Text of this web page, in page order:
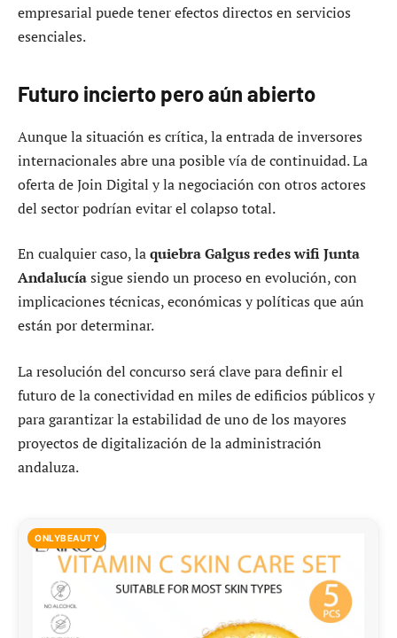
empresarial puede tener efectos directos en servicios
esenciales.
Futuro incierto pero aún abierto
Aunque la situación es crítica, la entrada de inversores
internacionales abre una posible vía de continuidad. La
oferta de Join Digital y la negociación con otros actores
del sector podrían evitar el colapso total.
En cualquier caso, laquiebra Galgus redes wifi Junta
Andalucíasigue siendo un proceso en evolución, con
implicaciones técnicas, económicas y políticas que aún
están por determinar.
La resolución del concurso será clave para definir el
futuro de la conectividad en miles de edificios públicos y
para garantizar la estabilidad de uno de los mayores
proyectos de digitalización de la administración
andaluza.
ONLYBEAUTY